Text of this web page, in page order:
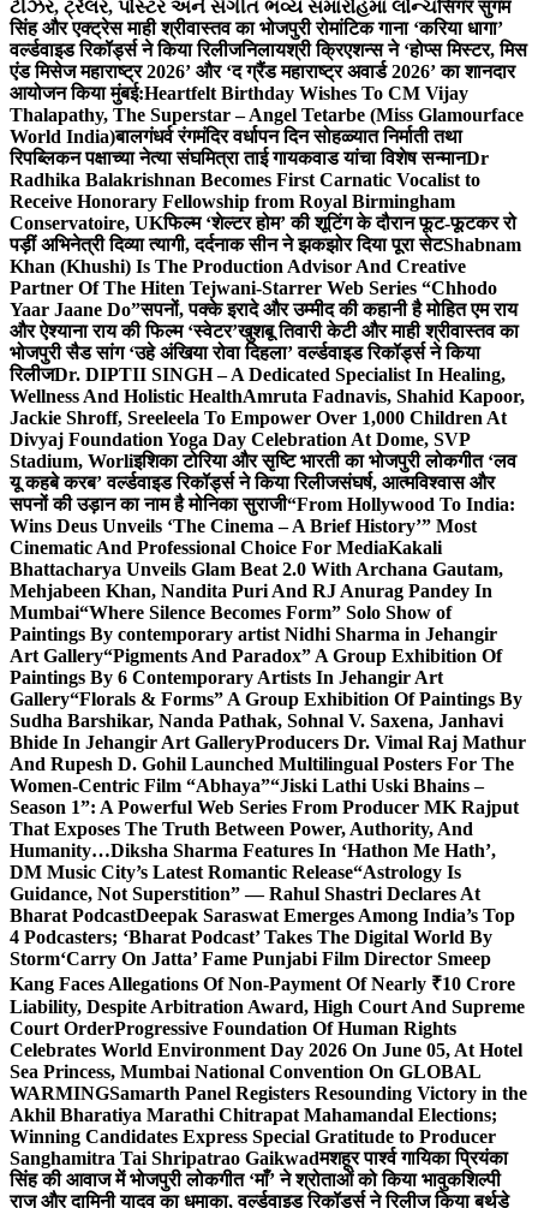
ટીઝર, ટ્રેલર, પોસ્ટર અને સંગીત ભવ્ય સમારોહમાં લોન્ચसिंगर सुगम
सिंह और एक्ट्रेस माही श्रीवास्तव का भोजपुरी रोमांटिक गाना ‘करिया धागा’
वर्ल्डवाइड रिकॉर्ड्स ने किया रिलीजनिलायश्री क्रिएशन्स ने ‘होप्स मिस्टर, मिस
एंड मिसेज महाराष्ट्र 2026’ और ‘द ग्रैंड महाराष्ट्र अवार्ड 2026’ का शानदार
आयोजन किया मुंबई:Heartfelt Birthday Wishes To CM Vijay
Thalapathy, The Superstar – Angel Tetarbe (Miss Glamourface
World India)बालगंधर्व रंगमंदिर वर्धापन दिन सोहळ्यात निर्माती तथा
रिपब्लिकन पक्षाच्या नेत्या संघमित्रा ताई गायकवाड यांचा विशेष सन्मानDr
Radhika Balakrishnan Becomes First Carnatic Vocalist to
Receive Honorary Fellowship from Royal Birmingham
Conservatoire, UKफिल्म ‘शेल्टर होम’ की शूटिंग के दौरान फूट-फूटकर रो
पड़ीं अभिनेत्री दिव्या त्यागी, दर्दनाक सीन ने झकझोर दिया पूरा सेटShabnam
Khan (Khushi) Is The Production Advisor And Creative
Partner Of The Hiten Tejwani-Starrer Web Series “Chhodo
Yaar Jaane Do”सपनों, पक्के इरादे और उम्मीद की कहानी है मोहित एम राय
और ऐश्याना राय की फिल्म ‘स्वेटर’खुशबू तिवारी केटी और माही श्रीवास्तव का
भोजपुरी सैड सांग ‘उहे अंखिया रोवा दिहला’ वर्ल्डवाइड रिकॉर्ड्स ने किया
रिलीजDr. DIPTII SINGH – A Dedicated Specialist In Healing,
Wellness And Holistic HealthAmruta Fadnavis, Shahid Kapoor,
Jackie Shroff, Sreeleela To Empower Over 1,000 Children At
Divyaj Foundation Yoga Day Celebration At Dome, SVP
Stadium, Worliइशिका टोरिया और सृष्टि भारती का भोजपुरी लोकगीत ‘लव
यू कहबे करब’ वर्ल्डवाइड रिकॉर्ड्स ने किया रिलीजसंघर्ष, आत्मविश्वास और
सपनों की उड़ान का नाम है मोनिका सुराजी“From Hollywood To India:
Wins Deus Unveils ‘The Cinema – A Brief History’” Most
Cinematic And Professional Choice For MediaKakali
Bhattacharya Unveils Glam Beat 2.0 With Archana Gautam,
Mehjabeen Khan, Nandita Puri And RJ Anurag Pandey In
Mumbai“Where Silence Becomes Form” Solo Show of
Paintings By contemporary artist Nidhi Sharma in Jehangir
Art Gallery“Pigments And Paradox” A Group Exhibition Of
Paintings By 6 Contemporary Artists In Jehangir Art
Gallery“Florals & Forms” A Group Exhibition Of Paintings By
Sudha Barshikar, Nanda Pathak, Sohnal V. Saxena, Janhavi
Bhide In Jehangir Art GalleryProducers Dr. Vimal Raj Mathur
And Rupesh D. Gohil Launched Multilingual Posters For The
Women-Centric Film “Abhaya”“Jiski Lathi Uski Bhains –
Season 1”: A Powerful Web Series From Producer MK Rajput
That Exposes The Truth Between Power, Authority, And
Humanity…Diksha Sharma Features In ‘Hathon Me Hath’,
DM Music City’s Latest Romantic Release“Astrology Is
Guidance, Not Superstition” — Rahul Shastri Declares At
Bharat PodcastDeepak Saraswat Emerges Among India’s Top
4 Podcasters; ‘Bharat Podcast’ Takes The Digital World By
Storm‘Carry On Jatta’ Fame Punjabi Film Director Smeep
Kang Faces Allegations Of Non-Payment Of Nearly ₹10 Crore
Liability, Despite Arbitration Award, High Court And Supreme
Court OrderProgressive Foundation Of Human Rights
Celebrates World Environment Day 2026 On June 05, At Hotel
Sea Princess, Mumbai National Convention On GLOBAL
WARMINGSamarth Panel Registers Resounding Victory in the
Akhil Bharatiya Marathi Chitrapat Mahamandal Elections;
Winning Candidates Express Special Gratitude to Producer
Sanghamitra Tai Shripatrao Gaikwadमशहूर पार्श्व गायिका प्रियंका
सिंह की आवाज में भोजपुरी लोकगीत ‘माँ’ ने श्रोताओं को किया भावुकशिल्पी
राज और दामिनी यादव का धमाका, वर्ल्डवाइड रिकॉर्ड्स ने रिलीज किया बर्थडे